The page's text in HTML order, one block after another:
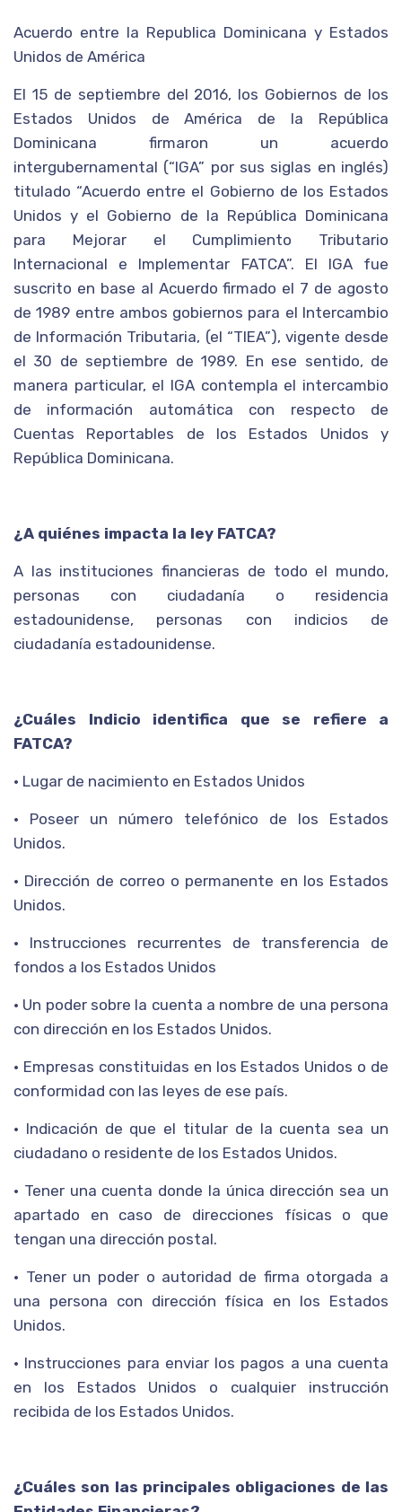
Acuerdo entre la Republica Dominicana y Estados
Unidos de América
El 15 de septiembre del 2016, los Gobiernos de los
Estados Unidos de América de la República
Dominicana firmaron un acuerdo
intergubernamental (“IGA” por sus siglas en inglés)
titulado “Acuerdo entre el Gobierno de los Estados
Unidos y el Gobierno de la República Dominicana
para Mejorar el Cumplimiento Tributario
Internacional e Implementar FATCA”. El IGA fue
suscrito en base al Acuerdo firmado el 7 de agosto
de 1989 entre ambos gobiernos para el Intercambio
de Información Tributaria, (el “TIEA”), vigente desde
el 30 de septiembre de 1989. En ese sentido, de
manera particular, el IGA contempla el intercambio
de información automática con respecto de
Cuentas Reportables de los Estados Unidos y
República Dominicana.
¿A quiénes impacta la ley FATCA?
A las instituciones financieras de todo el mundo,
personas con ciudadanía o residencia
estadounidense, personas con indicios de
ciudadanía estadounidense.
¿Cuáles Indicio identifica que se refiere a
FATCA?
• Lugar de nacimiento en Estados Unidos
• Poseer un número telefónico de los Estados
Unidos.
• Dirección de correo o permanente en los Estados
Unidos.
• Instrucciones recurrentes de transferencia de
fondos a los Estados Unidos
• Un poder sobre la cuenta a nombre de una persona
con dirección en los Estados Unidos.
• Empresas constituidas en los Estados Unidos o de
conformidad con las leyes de ese país.
• Indicación de que el titular de la cuenta sea un
ciudadano o residente de los Estados Unidos.
• Tener una cuenta donde la única dirección sea un
apartado en caso de direcciones físicas o que
tengan una dirección postal.
• Tener un poder o autoridad de firma otorgada a
una persona con dirección física en los Estados
Unidos.
• Instrucciones para enviar los pagos a una cuenta
en los Estados Unidos o cualquier instrucción
recibida de los Estados Unidos.
¿Cuáles son las principales obligaciones de las